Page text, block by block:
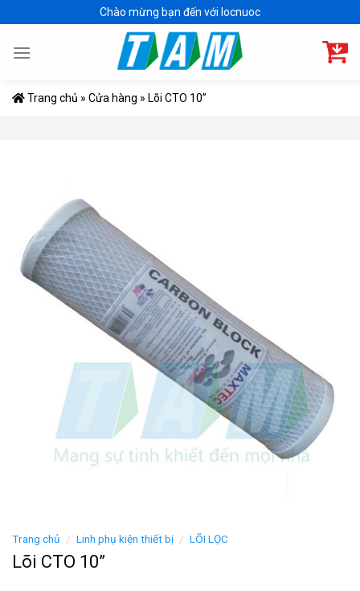
to
content
Chào mừng bạn đến với locnuoc
Trang chủ » Cửa hàng » Lõi CTO 10”
Trang chủ / Linh phụ kiện thiết bị / LÕI LỌC
Lõi CTO 10”